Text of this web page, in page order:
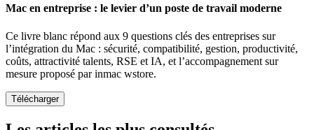
Mac en entreprise : le levier d’un poste de travail moderne
Ce livre blanc répond aux 9 questions clés des entreprises sur
l’intégration du Mac : sécurité, compatibilité, gestion, productivité,
coûts, attractivité talents, RSE et IA, et l’accompagnement sur
mesure proposé par inmac wstore.